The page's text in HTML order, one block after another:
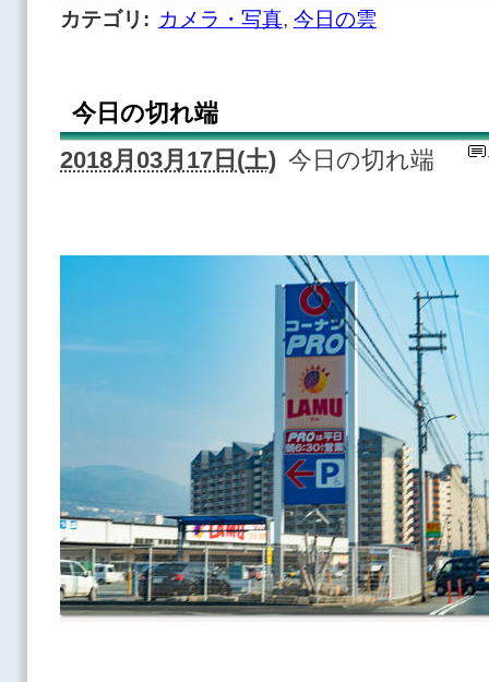
カテゴリ : カメラ・写真, 今日の雲
今日の切れ端
2018月03月17日(土) 今日の切れ端